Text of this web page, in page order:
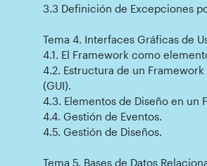
3.3 Definición de Excepciones
Tema 4. Interfaces Gráficas de
4.1. El Framework como
4.2. Estructura de un
(GUI).
4.3. Elementos de Diseño en un
4.4. Gestión de Eventos.
4.5. Gestión de Diseños.
Tema 5. Bases de Datos